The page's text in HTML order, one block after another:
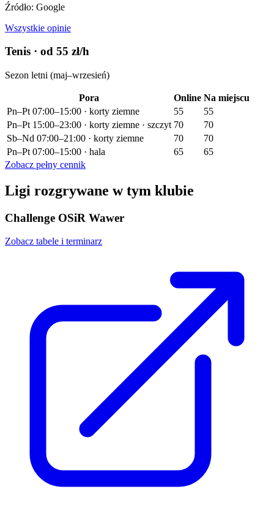
Źródło: Google
Wszystkie opinie
Tenis · od 55 zł/h
Sezon letni (maj–wrzesień)
Pora Online Na miejscu
Pn–Pt 07:00–15:00 · korty ziemne
55
55
Pn–Pt 15:00–23:00 · korty ziemne · szczyt 70
70
Sb–Nd 07:00–21:00 · korty ziemne
70
70
Pn–Pt 07:00–15:00 · hala
65
65
Zobacz pełny cennik
Ligi rozgrywane w tym klubie
Challenge OSiR Wawer
Zobacz tabele i terminarz